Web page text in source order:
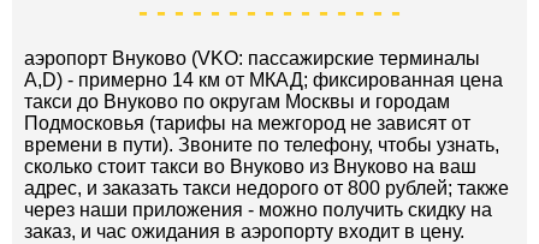
аэропорт Внуково (VKO: пассажирские терминалы
A,D) - примерно 14 км от МКАД; фиксированная цена
такси до Внуково по округам Москвы и городам
Подмосковья (тарифы на межгород не зависят от
времени в пути). Звоните по телефону, чтобы узнать,
сколько стоит такси во Внуково из Внуково на ваш
адрес, и заказать такси недорого от 800 рублей; также
через наши приложения - можно получить скидку на
заказ, и час ожидания в аэропорту входит в цену.